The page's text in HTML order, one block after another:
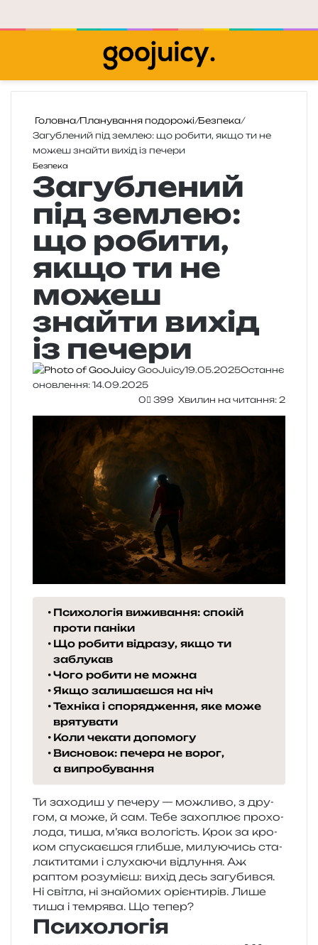
Головна/Планування подорожі/Безпека/
Загублений під землею: що робити, якщо ти не
можеш знайти вихід із печери
Безпека
Загублений
під землею:
що робити,
якщо ти не
можеш
знайти вихід
із печери
GooJuicy19.05.2025Останнє
оновлення: 14.09.2025
0
399 Хвилин на читання: 2
Психологія виживання: спокій
проти паніки
Що робити відразу, якщо ти
заблукав
Чого робити не можна
Якщо залишаєшся на ніч
Техніка і спорядження, яке може
врятувати
Коли чекати допомогу
Висновок: печера не ворог,
а випробування
Ти захо­диш у пече­ру — можли­во, з дру­
гом, а може, й сам. Тебе захо­плює прохо­
ло­да, тиша, м’яка воло­гість. Крок за кро­
ком спу­ска­є­шся глиб­ше, милу­ю­чись ста­
ла­кти­та­ми і слу­ха­ю­чи від­лу­н­ня. Аж
раптом розу­мі­єш: вихід десь загу­бив­ся.
Ні сві­тла, ні зна­йо­мих орі­єн­ти­рів. Лише
тиша і тем­ря­ва. Що тепер?
Психологія